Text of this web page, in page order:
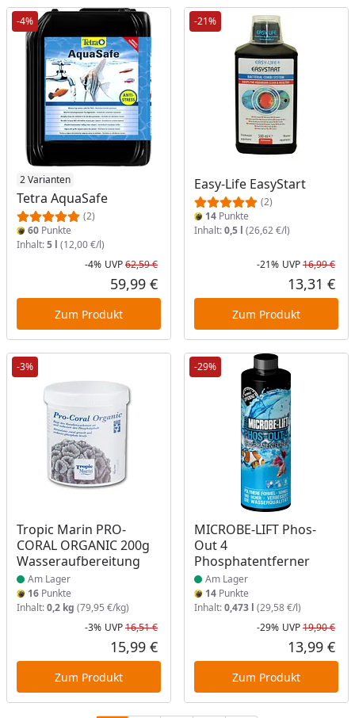
-4%
2 Varianten
Tetra AquaSafe
(2)
60 Punkte
Inhalt:5 l (12,00 €/l)
Rabatt in Prozent
-4%
Ursprünglicher Preis
UVP62,59 €
Aktueller Preis
59,99 €
Zum Produkt
-21%
Easy-Life EasyStart
(2)
14Punkte
Inhalt:0,5 l (26,62 €/l)
-21% UVP16,99 €
13,31 €
Zum Produkt
-3%
Tropic Marin PRO-
CORAL ORGANIC 200g
Wasseraufbereitung
Produkt am Lager
Am Lager
16 Punkte
Inhalt:0,2 kg (79,95 €/kg)
Rabatt in Prozent
-3%
Ursprünglicher Preis
UVP16,51 €
Aktueller Preis
15,99 €
Zum Produkt
-29%
MICROBE-LIFT Phos-
Out 4
Phosphatentferner
Produkt am Lager
Am Lager
14Punkte
Inhalt:0,473 l (29,58 €/l)
-29% UVP19,90 €
13,99 €
Zum Produkt